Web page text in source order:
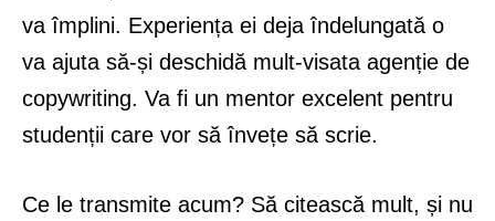
va împlini. Experiența ei deja îndelungată o
va ajuta să-și deschidă mult-visata agenție de
copywriting. Va fi un mentor excelent pentru
studenții care vor să învețe să scrie.
Ce le transmite acum? Să citească mult, și nu